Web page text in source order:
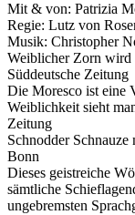
Mit & von: Patrizia
Regie: Lutz von
Musik: Christopher
Weiblicher Zorn wird
Süddeutsche Zeitung
Die Moresco ist eine
Weiblichkeit sieht
Zeitung
Schnodder
Bonn
Dieses geistreiche
sämtliche
ungebremsten